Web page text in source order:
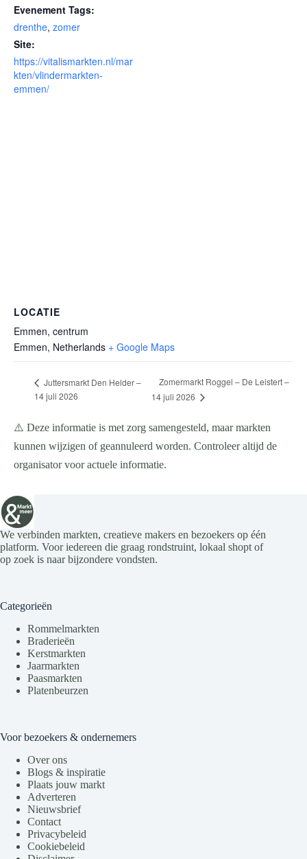
Evenement Tags:
drenthe, zomer
Site:
https://vitalismarkten.nl/mar
kten/vlindermarkten-
emmen/
LOCATIE
Emmen, centrum
Emmen, Netherlands + Google Maps
Juttersmarkt Den Helder –
14 juli 2026
Zomermarkt Roggel – De Leistert –
14 juli 2026
⚠️ Deze informatie is met zorg samengesteld, maar markten
kunnen wijzigen of geannuleerd worden. Controleer altijd de
organisator voor actuele informatie.
We verbinden markten, creatieve makers en bezoekers op één
platform. Voor iedereen die graag rondstruint, lokaal shopt of
op zoek is naar bijzondere vondsten.
Categorieën
Rommelmarkten
Braderieën
Kerstmarkten
Jaarmarkten
Paasmarkten
Platenbeurzen
Voor bezoekers & ondernemers
Over ons
Blogs & inspiratie
Plaats jouw markt
Adverteren
Nieuwsbrief
Contact
Privacybeleid
Cookiebeleid